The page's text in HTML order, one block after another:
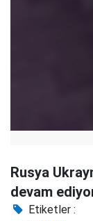
Rusya
devam
Etiketler :